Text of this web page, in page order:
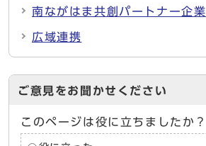
南ながはま共創パートナー企業
広域連携
ご意見をお聞かせください
このページは役に立ちましたか？